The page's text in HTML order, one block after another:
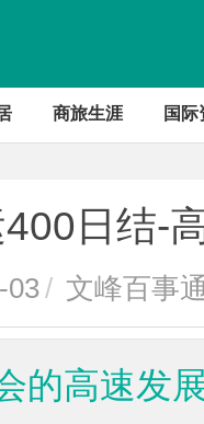
商旅生涯 国际
日结-
03/ 文峰百事
的高速发